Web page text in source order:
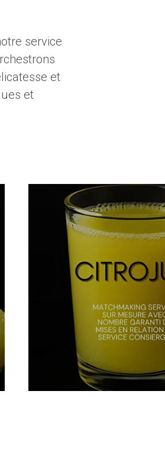
service
et
et
En savoir plus >>